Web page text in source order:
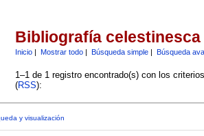
Bibliografía celestinesca
Inicio| Mostrar todo| Búsqueda simple| Búsqueda
1–1 de 1 registro encontrado(s) con los
(RSS):
y visualización